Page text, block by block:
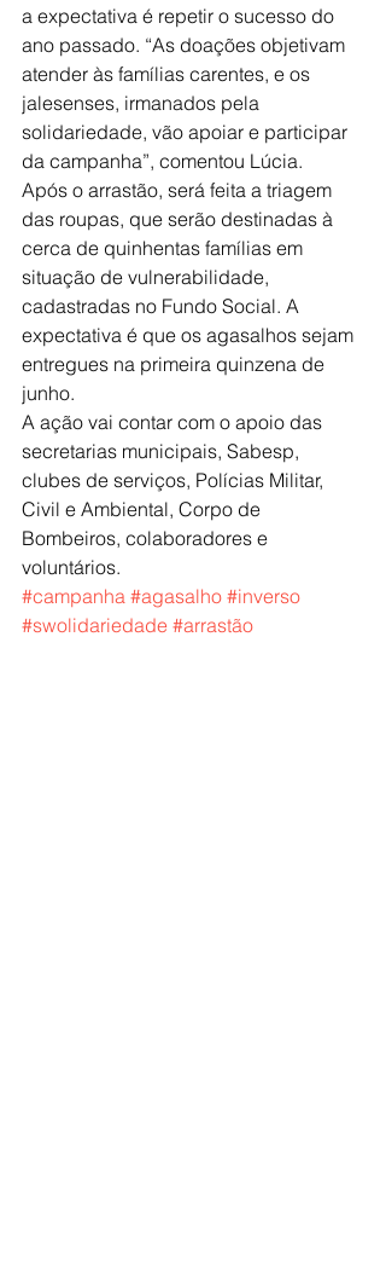
a expectativa é repetir o sucesso do
ano passado. “As doações objetivam
atender às famílias carentes, e os
jalesenses, irmanados pela
solidariedade, vão apoiar e participar
da campanha”, comentou Lúcia.
Após o arrastão, será feita a triagem
das roupas, que serão destinadas à
cerca de quinhentas famílias em
situação de vulnerabilidade,
cadastradas no Fundo Social. A
expectativa é que os agasalhos sejam
entregues na primeira quinzena de
junho.
A ação vai contar com o apoio das
secretarias municipais, Sabesp,
clubes de serviços, Polícias Militar,
Civil e Ambiental, Corpo de
Bombeiros, colaboradores e
voluntários.
#campanha #agasalho #inverso
#swolidariedade #arrastão